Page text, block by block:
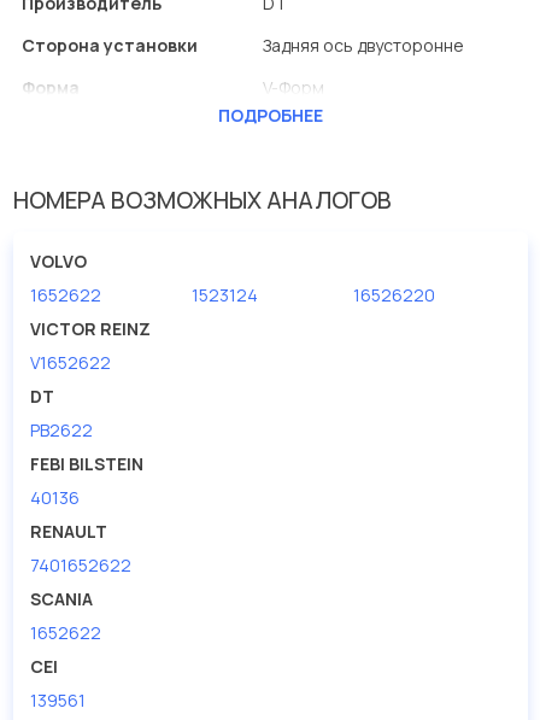
Сторона установки
Задняя ось двусторонне
Форма
V-Форм
ПОДРОБНЕЕ
НОМЕРА ВОЗМОЖНЫХ АНАЛОГОВ
VOLVO
1652622
1523124
16526220
VICTOR REINZ
V1652622
DT
PB2622
FEBI BILSTEIN
40136
RENAULT
7401652622
SCANIA
1652622
CEI
139561